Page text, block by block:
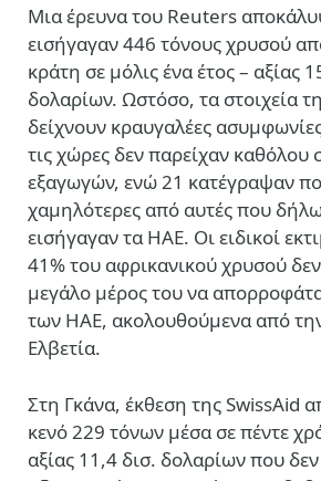
Μια έρευνα του Reuters
εισήγαγαν 446 τόνους χρυσού
κράτη σε μόλις ένα έτος – αξίας
δολαρίων. Ωστόσο, τα στοιχεία
δείχνουν κραυγαλέες
τις χώρες δεν παρείχαν καθόλου
εξαγωγών, ενώ 21 κατέγραψαν
χαμηλότερες από αυτές που
εισήγαγαν τα ΗΑΕ. Οι ειδικοί
41% του αφρικανικού χρυσού
μεγάλο μέρος του να
των ΗΑΕ, ακολουθούμενα από
Ελβετία.
Στη Γκάνα, έκθεση της SwissAid
κενό 229 τόνων μέσα σε πέντε
αξίας 11,4 δισ. δολαρίων που